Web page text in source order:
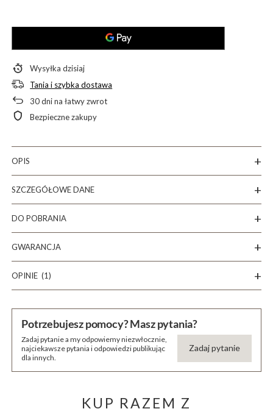
Wysyłkadzisiaj
Tania i szybka dostawa
30dni na łatwy zwrot
Bezpieczne zakupy
OPIS
SZCZEGÓŁOWE DANE
DO POBRANIA
GWARANCJA
OPINIE (1)
Potrzebujesz pomocy? Masz pytania?
Zadaj pytanie a my odpowiemy niezwłocznie,
najciekawsze pytania i odpowiedzi publikując
dla innych.
Zadaj pytanie
KUP RAZEM Z